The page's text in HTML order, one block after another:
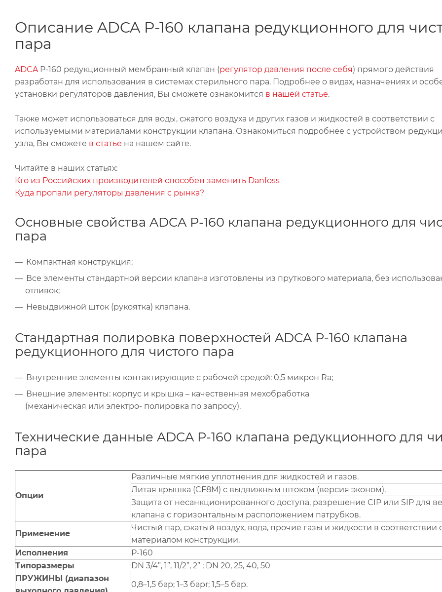
Описание ADCA P-160 клапана редукционного для
пара
ADCA P-160 редукционный мембранный клапан (регулятор давления после себя) прямого действия
разработан для использования в системах стерильного пара. Подробнее о видах, назначениях и
установки регуляторов давления, Вы сможете ознакомится в нашей статье.
Также может использоваться для воды, сжатого воздуха и других газов и жидкостей в соответствии с
используемыми материалами конструкции клапана. Ознакомиться подробнее с устройством
узла, Вы сможете в статье на нашем сайте.
Читайте в наших статьях:
Кто из Российских производителей способен заменить Danfoss
Куда пропали регуляторы давления с рынка?
Основные свойства ADCA P-160 клапана редукционного для
пара
Компактная конструкция;
Все элементы стандартной версии клапана изготовлены из пруткового материала, без
отливок;
Невыдвижной шток (рукоятка) клапана.
Стандартная полировка поверхностей ADCA P-160 клапана
редукционного для чистого пара
Внутренние элементы контактирующие с рабочей средой: 0,5 микрон Ra;
Внешние элементы: корпус и крышка – качественная мехобработка
(механическая или электро- полировка по запросу).
Технические данные ADCA P-160 клапана редукционного для
пара
Опции
Различные мягкие уплотнения для жидкостей и газов.
Литая крышка (CF8M) с выдвижным штоком (версия эконом).
Защита от несанкционированного доступа, разрешение CIP или SIP для
клапана с горизонтальным расположением патрубков.
Применение
Чистый пар, сжатый воздух, вода, прочие газы и жидкости в соответствии
материалом конструкции.
Исполнения
P-160
Типоразмеры
DN 3/4”, 1”, 11/2”, 2” ; DN 20, 25, 40, 50
ПРУЖИНЫ (диапазон
0,8–1,5 бар; 1–3 барr; 1,5–5 бар.